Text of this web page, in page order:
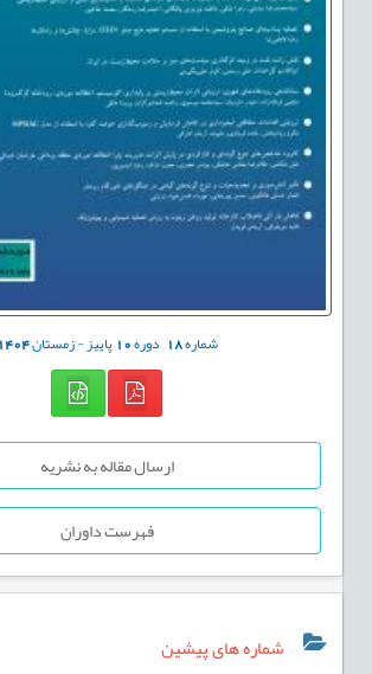
شماره18 دوره10پاییز - زمستان1404
ارسال مقاله به نشریه
فهرست داوران
شماره های پیشین